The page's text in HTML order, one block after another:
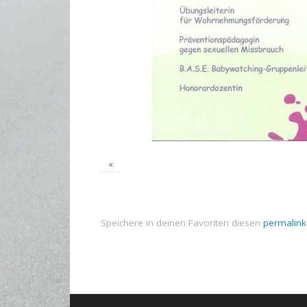
«
Speichere in deinen Favoriten diesen permalink